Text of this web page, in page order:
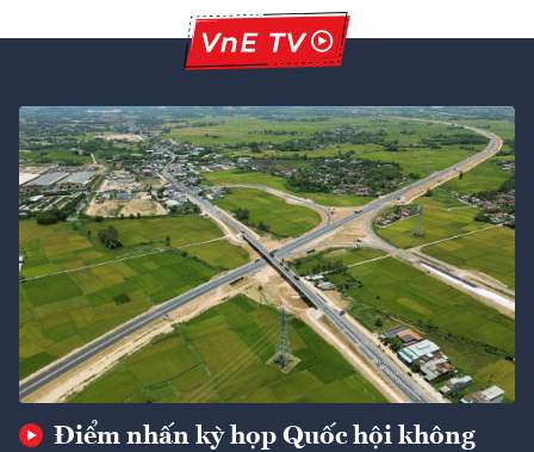
Điểm nhấn kỳ họp Quốc hội không